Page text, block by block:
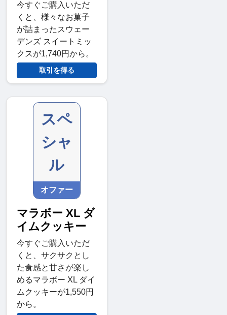
今すぐご購入いただ
くと、様々なお菓子
が詰まったスウェー
デンズ スイートミッ
クスが1,740円から。
取引を得る
スペ
シャ
ル
オファー
マラボー XL ダ
イムクッキー
今すぐご購入いただ
くと、サクサクとし
た食感と甘さが楽し
めるマラボー XL ダイ
ムクッキーが1,550円
から。